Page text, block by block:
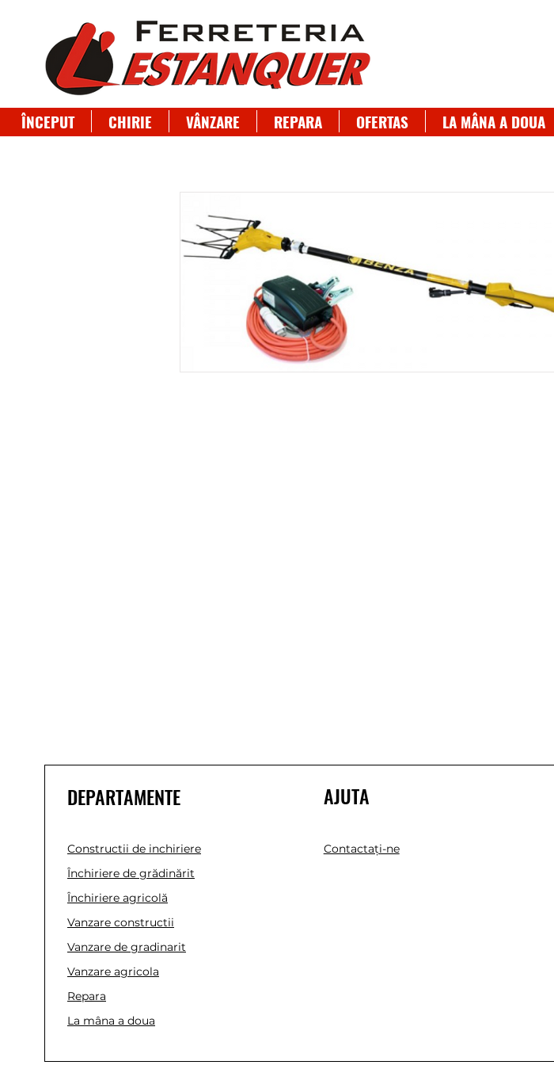
ÎNCEPUT CHIRIE VÂNZARE REPARA OFERTAS LA MÂNA A DOUA
DEPARTAMENTE
Constructii de inchiriere
Închiriere de grădinărit
Închiriere agricolă
Vanzare constructii
Vanzare de gradinarit
Vanzare agricola
Repara
La mâna a doua
AJUTA
Contactaţi-ne